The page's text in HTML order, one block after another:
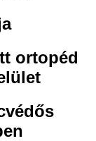
ortopéd